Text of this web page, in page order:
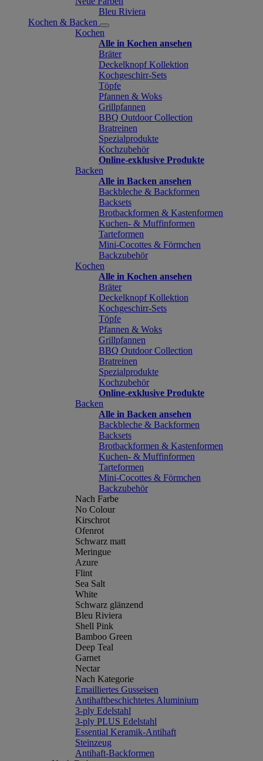
Bleu Riviera
Kochen & Backen
Kochen
Alle in Kochen ansehen
Bräter
Deckelknopf Kollektion
Kochgeschirr-Sets
Töpfe
Pfannen & Woks
Grillpfannen
BBQ Outdoor Collection
Bratreinen
Spezialprodukte
Kochzubehör
Online-exklusive Produkte
Backen
Alle in Backen ansehen
Backbleche & Backformen
Backsets
Brotbackformen & Kastenformen
Kuchen- & Muffinformen
Tarteformen
Mini-Cocottes & Förmchen
Backzubehör
Kochen
Alle in Kochen ansehen
Bräter
Deckelknopf Kollektion
Kochgeschirr-Sets
Töpfe
Pfannen & Woks
Grillpfannen
BBQ Outdoor Collection
Bratreinen
Spezialprodukte
Kochzubehör
Online-exklusive Produkte
Backen
Alle in Backen ansehen
Backbleche & Backformen
Backsets
Brotbackformen & Kastenformen
Kuchen- & Muffinformen
Tarteformen
Mini-Cocottes & Förmchen
Backzubehör
Nach Farbe
No Colour
Kirschrot
Ofenrot
Schwarz matt
Meringue
Azure
Flint
Sea Salt
White
Schwarz glänzend
Bleu Riviera
Shell Pink
Bamboo Green
Deep Teal
Garnet
Nectar
Nach Kategorie
Emailliertes Gusseisen
Antihaftbeschichtetes Aluminium
3-ply Edelstahl
3-ply PLUS Edelstahl
Essential Keramik-Antihaft
Steinzeug
Antihaft-Backformen